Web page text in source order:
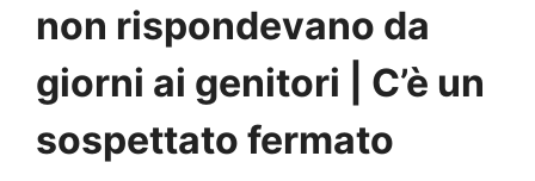
non rispondevano da
giorni ai genitori | C’è un
sospettato fermato